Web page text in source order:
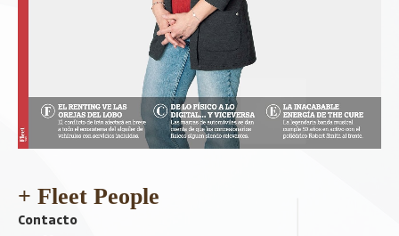
+ Fleet People
Contacto